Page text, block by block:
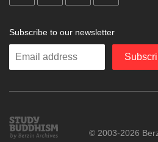
Subscribe to our newsletter
Enter
Study
Buddhism
© 2003-2026